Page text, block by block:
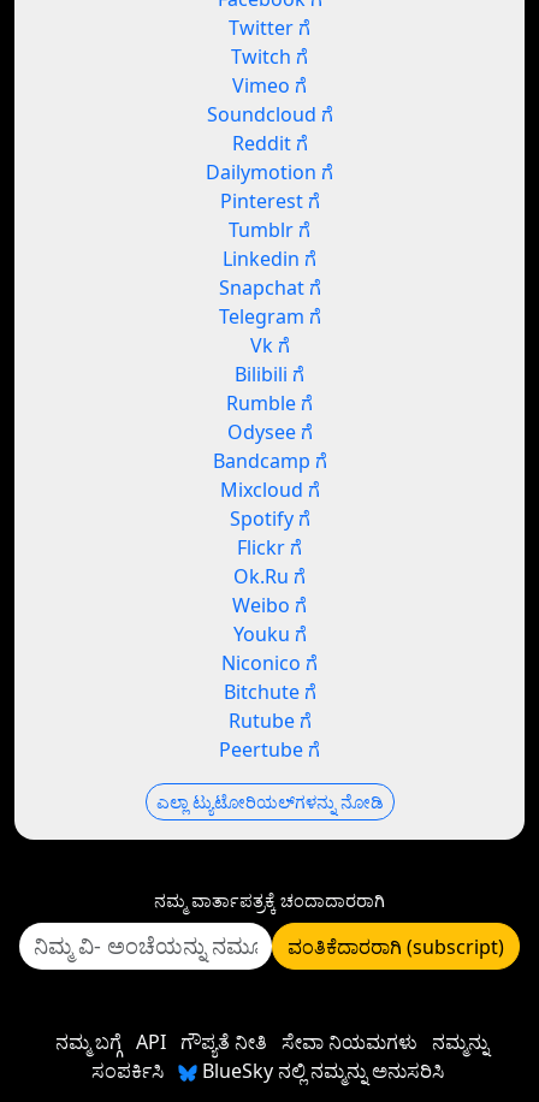
Twitter ಗೆ
Twitch ಗೆ
Vimeo ಗೆ
Soundcloud ಗೆ
Reddit ಗೆ
Dailymotion ಗೆ
Pinterest ಗೆ
Tumblr ಗೆ
Linkedin ಗೆ
Snapchat ಗೆ
Telegram ಗೆ
Vk ಗೆ
Bilibili ಗೆ
Rumble ಗೆ
Odysee ಗೆ
Bandcamp ಗೆ
Mixcloud ಗೆ
Spotify ಗೆ
Flickr ಗೆ
Ok.Ru ಗೆ
Weibo ಗೆ
Youku ಗೆ
Niconico ಗೆ
Bitchute ಗೆ
Rutube ಗೆ
Peertube ಗೆ
ಎಲ್ಲಾ ಟ್ಯುಟೋರಿಯಲ್‌ಗಳನ್ನು ನೋಡಿ
ನಮ್ಮ ವಾರ್ತಾಪತ್ರಕ್ಕೆ ಚಂದಾದಾರರಾಗಿ
ವಂತಿಕೆದಾರರಾಗಿ (subscript)
ನಮ್ಮ ಬಗ್ಗೆ API ಗೌಪ್ಯತೆ ನೀತಿ ಸೇವಾ ನಿಯಮಗಳು ನಮ್ಮನ್ನು
ಸಂಪರ್ಕಿಸಿ
BlueSky ನಲ್ಲಿ ನಮ್ಮನ್ನು ಅನುಸರಿಸಿ